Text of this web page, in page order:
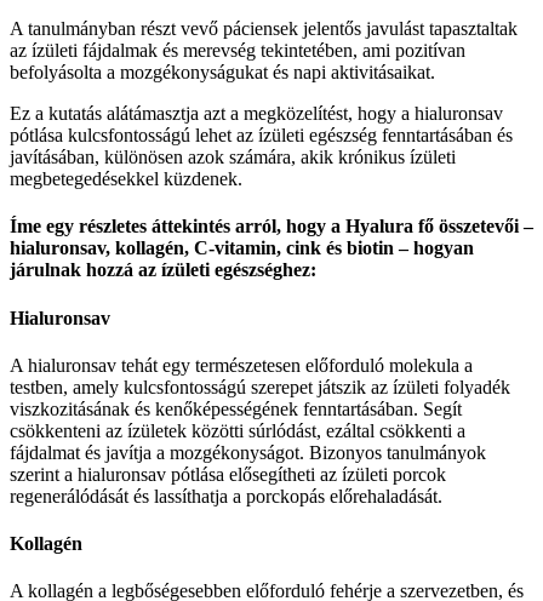
A tanulmányban részt vevő páciensek jelentős javulást tapasztaltak
az ízületi fájdalmak és merevség tekintetében, ami pozitívan
befolyásolta a mozgékonyságukat és napi aktivitásaikat.
Ez a kutatás alátámasztja azt a megközelítést, hogy a hialuronsav
pótlása kulcsfontosságú lehet az ízületi egészség fenntartásában és
javításában, különösen azok számára, akik krónikus ízületi
megbetegedésekkel küzdenek.
Íme egy részletes áttekintés arról, hogy a Hyalura fő összetevői –
hialuronsav, kollagén, C-vitamin, cink és biotin – hogyan
járulnak hozzá az ízületi egészséghez:
Hialuronsav
A hialuronsav tehát egy természetesen előforduló molekula a
testben, amely kulcsfontosságú szerepet játszik az ízületi folyadék
viszkozitásának és kenőképességének fenntartásában. Segít
csökkenteni az ízületek közötti súrlódást, ezáltal csökkenti a
fájdalmat és javítja a mozgékonyságot. Bizonyos tanulmányok
szerint a hialuronsav pótlása elősegítheti az ízületi porcok
regenerálódását és lassíthatja a porckopás előrehaladását.
Kollagén
A kollagén a legbőségesebben előforduló fehérje a szervezetben, és